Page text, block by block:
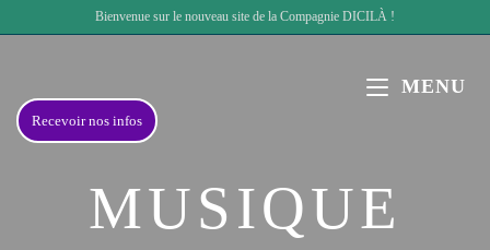
to
Bienvenue sur le nouveau site de la Compagnie DICILÀ !
MENU
MUSIQUE
Recevoir nos infos